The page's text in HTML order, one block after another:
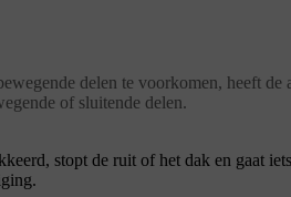
delen te voorkomen, heeft
of sluitende delen.
stopt de ruit of het dak en gaat